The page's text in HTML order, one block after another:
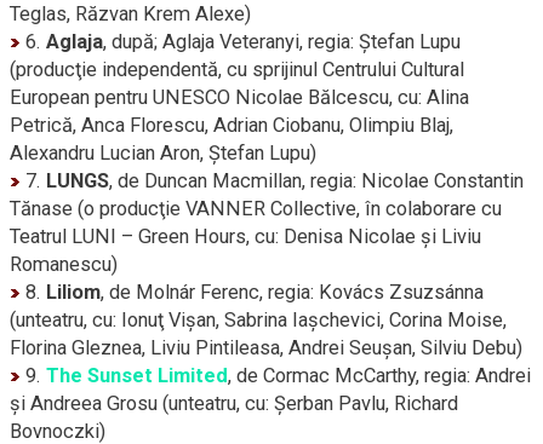
Teglas, Răzvan Krem Alexe)
6. Aglaja, după; Aglaja Veteranyi, regia: Ştefan Lupu
(producţie independentă, cu sprijinul Centrului Cultural
European pentru UNESCO Nicolae Bălcescu, cu: Alina
Petrică, Anca Florescu, Adrian Ciobanu, Olimpiu Blaj,
Alexandru Lucian Aron, Ştefan Lupu)
7. LUNGS, de Duncan Macmillan, regia: Nicolae Constantin
Tănase (o producţie VANNER Collective, în colaborare cu
Teatrul LUNI – Green Hours, cu: Denisa Nicolae şi Liviu
Romanescu)
8. Liliom, de Molnár Ferenc, regia: Kovács Zsuzsánna
(unteatru, cu: Ionuţ Vişan, Sabrina Iaşchevici, Corina Moise,
Florina Gleznea, Liviu Pintileasa, Andrei Seuşan, Silviu Debu)
9. The Sunset Limited, de Cormac McCarthy, regia: Andrei
şi Andreea Grosu (unteatru, cu: Şerban Pavlu, Richard
Bovnoczki)